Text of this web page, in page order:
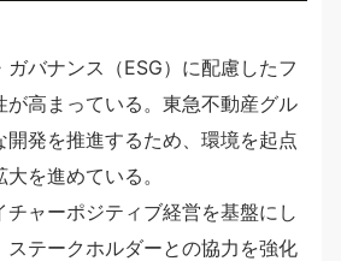
バナンス（ESG）に配慮したフ
が高まっている。東急不動産グル
開発を推進するため、環境を起点
を進めている。
ャーポジティブ経営を基盤にし
ステークホルダーとの協力を強化